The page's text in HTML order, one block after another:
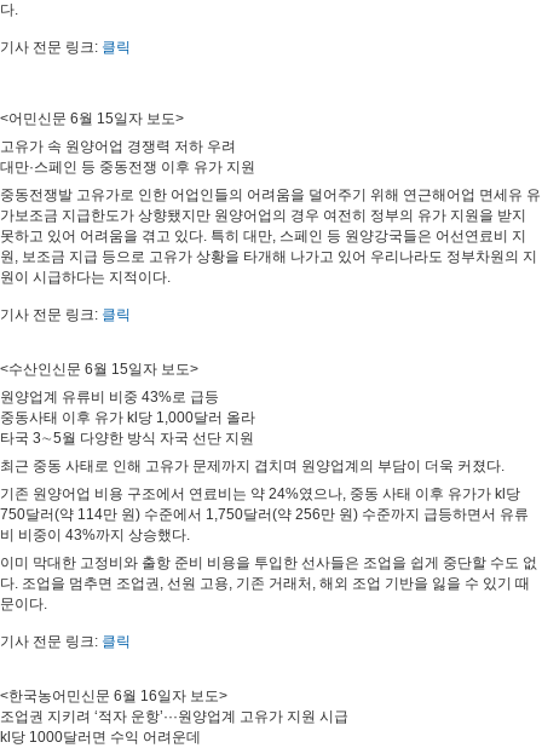
다.
기사 전문 링크: 클릭
<어민신문 6월 15일자 보도>
고유가 속 원양어업 경쟁력 저하 우려
대만·스페인 등 중동전쟁 이후 유가 지원
중동전쟁발 고유가로 인한 어업인들의 어려움을 덜어주기 위해 연근해어업 면세유 유
가보조금 지급한도가 상향됐지만 원양어업의 경우 여전히 정부의 유가 지원을 받지
못하고 있어 어려움을 겪고 있다. 특히 대만, 스페인 등 원양강국들은 어선연료비 지
원, 보조금 지급 등으로 고유가 상황을 타개해 나가고 있어 우리나라도 정부차원의 지
원이 시급하다는 지적이다.
기사 전문 링크: 클릭
<수산인신문 6월 15일자 보도>
원양업계 유류비 비중 43%로 급등
중동사태 이후 유가 kl당 1,000달러 올라
타국 3∼5월 다양한 방식 자국 선단 지원
최근 중동 사태로 인해 고유가 문제까지 겹치며 원양업계의 부담이 더욱 커졌다.
기존 원양어업 비용 구조에서 연료비는 약 24%였으나, 중동 사태 이후 유가가 kl당
750달러(약 114만 원) 수준에서 1,750달러(약 256만 원) 수준까지 급등하면서 유류
비 비중이 43%까지 상승했다.
이미 막대한 고정비와 출항 준비 비용을 투입한 선사들은 조업을 쉽게 중단할 수도 없
다. 조업을 멈추면 조업권, 선원 고용, 기존 거래처, 해외 조업 기반을 잃을 수 있기 때
문이다.
기사 전문 링크: 클릭
<한국농어민신문 6월 16일자 보도>
조업권 지키려 ‘적자 운항’···원양업계 고유가 지원 시급
kl당 1000달러면 수익 어려운데